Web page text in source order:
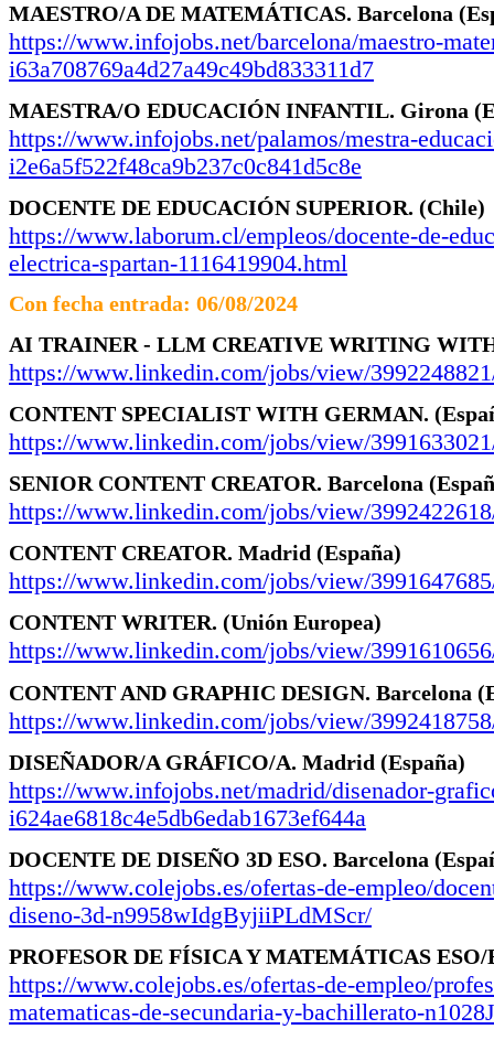
MAESTRO/A DE MATEMÁTICAS. Barcelona
https://www.infojobs.net/barcelona/maestro-
i63a708769a4d27a49c49bd833311d7
MAESTRA/O EDUCACIÓN INFANTIL. Girona
https://www.infojobs.net/palamos/mestra-
i2e6a5f522f48ca9b237c0c841d5c8e
DOCENTE DE EDUCACIÓN SUPERIOR. (Chile)
https://www.laborum.cl/empleos/docente-de-
electrica-spartan-1116419904.html
Con fecha entrada: 06/08/2024
AI TRAINER - LLM CREATIVE WRITING
https://www.linkedin.com/jobs/view/
CONTENT SPECIALIST WITH GERMAN.
https://www.linkedin.com/jobs/view/
SENIOR CONTENT CREATOR. Barcelona
https://www.linkedin.com/jobs/view/
CONTENT CREATOR. Madrid (España)
https://www.linkedin.com/jobs/view/
CONTENT WRITER. (Unión Europea)
https://www.linkedin.com/jobs/view/
CONTENT AND GRAPHIC DESIGN. Barcelona
https://www.linkedin.com/jobs/view/
DISEÑADOR/A GRÁFICO/A. Madrid (España)
https://www.infojobs.net/madrid/disenador-
i624ae6818c4e5db6edab1673ef644a
DOCENTE DE DISEÑO 3D ESO. Barcelona
https://www.colejobs.es/ofertas-de-empleo/
diseno-3d-n9958wIdgByjiiPLdMScr/
PROFESOR DE FÍSICA Y MATEMÁTICAS
https://www.colejobs.es/ofertas-de-empleo/
matematicas-de-secundaria-y-bachillerato-